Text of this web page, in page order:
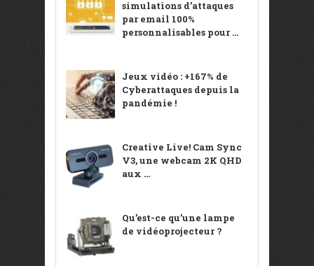
simulations d’attaques
par email 100%
personnalisables pour ...
Jeux vidéo : +167% de
Cyberattaques depuis la
pandémie !
Creative Live! Cam Sync
V3, une webcam 2K QHD
aux ...
Qu’est-ce qu’une lampe
de vidéoprojecteur ?